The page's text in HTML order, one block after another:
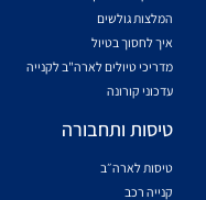
המלצות גולשים
איך לחסוך בטיול
מדריכי טיולים לארה"ב לקנייה
עדכוני קורונה
טיסות ותחבורה
טיסות לארה״ב
קנייה רכב